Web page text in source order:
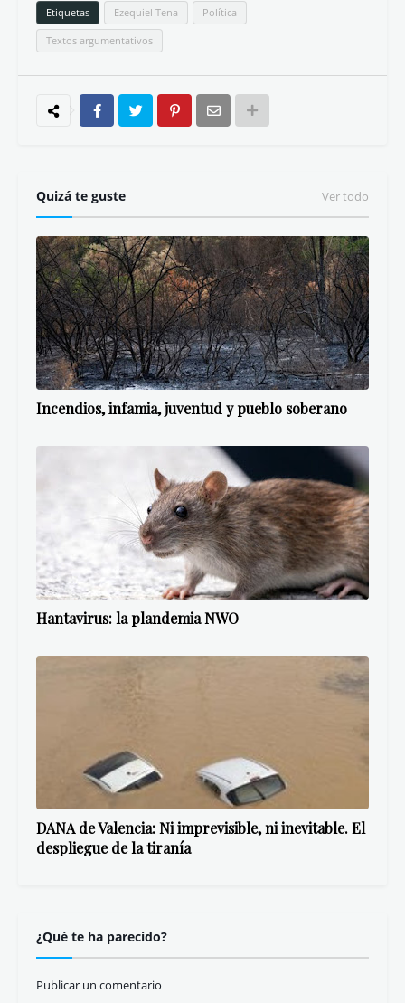
Etiquetas Ezequiel Tena Política
Textos argumentativos
Quizá te guste Ver todo
Incendios, infamia, juventud y pueblo soberano
Hantavirus: la plandemia NWO
DANA de Valencia: Ni imprevisible, ni inevitable. El
despliegue de la tiranía
¿Qué te ha parecido?
Publicar un comentario